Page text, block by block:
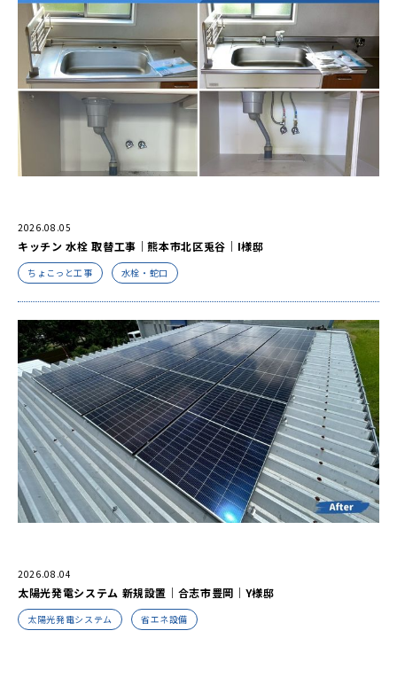
2026.08.05
キッチン 水栓 取替工事｜熊本市北区兎谷｜I様邸
ちょこっと工事 水栓・蛇口
2026.08.04
太陽光発電システム 新規設置｜合志市豊岡｜Y様邸
太陽光発電システム 省エネ設備